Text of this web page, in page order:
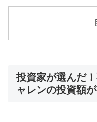
投資家が選んだ
ャレンの投資額